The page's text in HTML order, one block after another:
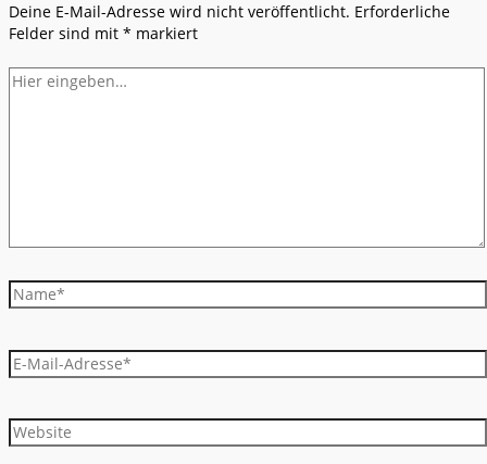
Deine E-Mail-Adresse wird nicht veröffentlicht. Erforderliche
Felder sind mit * markiert
Hier
Name*
E-
Mail-
Website